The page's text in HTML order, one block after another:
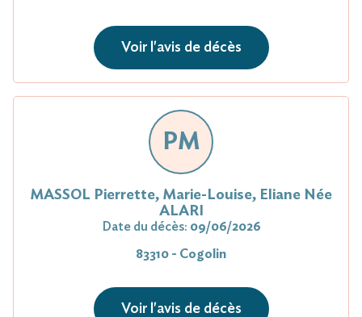
Voir l'avis de décès
PM
MASSOL Pierrette, Marie-Louise, Eliane Née
ALARI
Date du décès: 09/06/2026
83310 - Cogolin
Voir l'avis de décès